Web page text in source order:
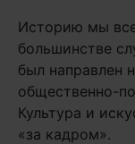
Историю мы
большинстве
был направлен
общественно-
Культура и
«за кадром».